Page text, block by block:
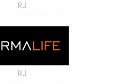
RJ
RJ